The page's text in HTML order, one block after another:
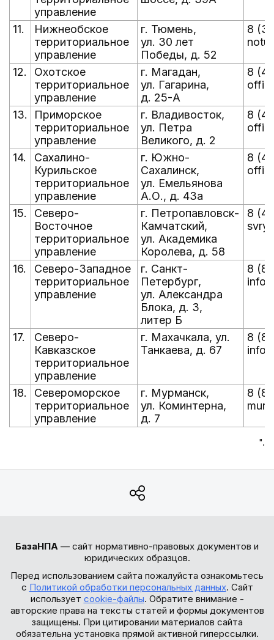
управление
11.
Нижнеобское
территориальное
управление
г. Тюмень,
ул. 30 лет
Победы, д. 52
8
12.
Охотское
территориальное
управление
г. Магадан,
ул. Гагарина,
д. 25-А
8
13.
Приморское
территориальное
управление
г. Владивосток,
ул. Петра
Великого, д. 2
8
14.
Сахалино-
Курильское
территориальное
управление
г. Южно-
Сахалинск,
ул. Емельянова
А.О., д. 43а
8
15.
Северо-
Восточное
территориальное
управление
г. Петропавловск-
Камчатский,
ул. Академика
Королева, д. 58
8
16.
Северо-Западное
территориальное
управление
г. Санкт-
Петербург,
ул. Александра
Блока, д. 3,
литер Б
8
17.
Северо-
Кавказское
территориальное
управление
г. Махачкала, ул.
Танкаева, д. 67
8
18.
Североморское
территориальное
управление
г. Мурманск,
ул. Коминтерна,
д. 7
8
".
БазаНПА — сайт нормативно-правовых документов и
юридических образцов.
Перед использованием сайта пожалуйста ознакомьтесь
с Политикой обработки персональных данных. Сайт
использует cookie-файлы. Обратите внимание -
авторские права на тексты статей и формы документов
защищены. При цитировании материалов сайта
обязательна установка прямой активной гиперссылки.